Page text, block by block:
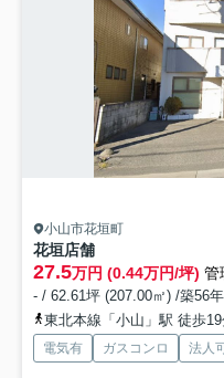
小山市花垣町
花垣店舗
27.5万円 (0.44万円/坪) 管
- / 62.61坪 (207.00㎡) /築56年
東北本線「小山」駅 徒歩
電気有 ガスコンロ 法人